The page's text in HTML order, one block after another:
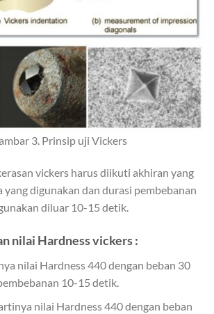
3. Prinsip uji Vickers
vickers harus diikuti akhiran yang
yang digunakan dan durasi pembebanan
diluar 10-15 detik.
nilai Hardness vickers :
nilai Hardness 440 dengan beban 30
10-15 detik.
nilai Hardness 440 dengan beban